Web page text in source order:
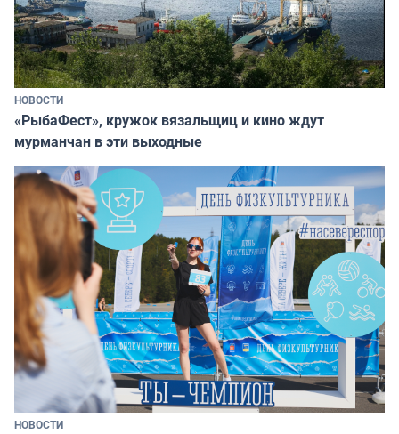
НОВОСТИ
«РыбаФест», кружок вязальщиц и кино ждут
мурманчан в эти выходные
НОВОСТИ